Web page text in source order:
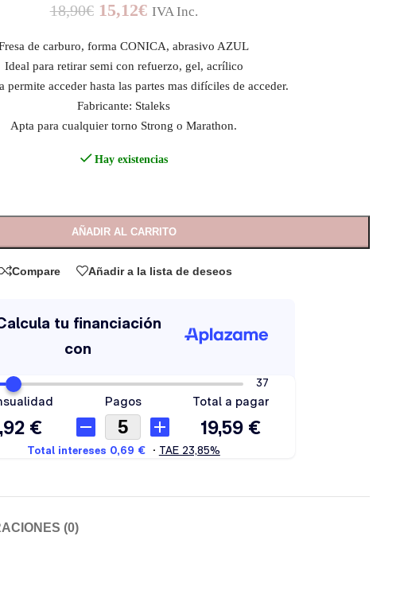
18,90€ 15,12€ IVA Inc.
de carburo, forma CONICA, abrasivo AZUL
Ideal para retirar semi con refuerzo, gel, acrílico
permite acceder hasta las partes mas difíciles de acceder.
Fabricante: Staleks
Apta para cualquier torno Strong o Marathon.
Hay existencias
AÑADIR AL CARRITO
Compare Añadir a la lista de deseos
(0)